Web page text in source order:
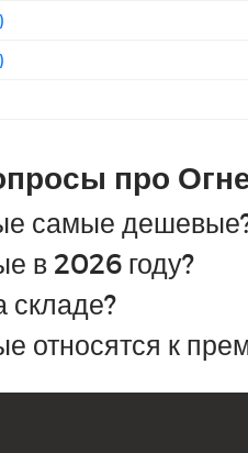
про
самые
в 2026 году?
складе?
относятся к